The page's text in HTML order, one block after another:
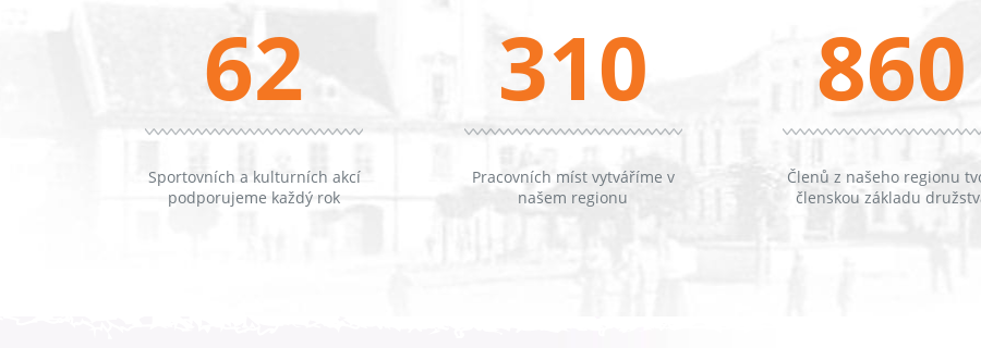
62
Sportovních a kulturních akcí
podporujeme každý rok
310
Pracovních míst vytváříme v
našem regionu
860
Členů z našeho regionu
členskou základu